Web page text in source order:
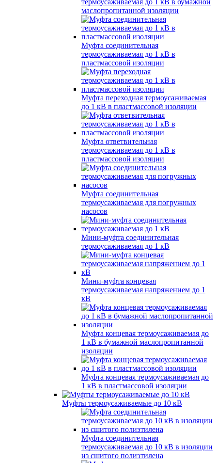
термоусаживаемая до 1 кВ в бумажной
маслопропитанной изоляции
Муфта соединительная
термоусаживаемая до 1 кВ в
пластмассовой изоляции
Муфта переходная термоусаживаемая
до 1 кВ в пластмассовой изоляции
Муфта ответвительная
термоусаживаемая до 1 кВ в
пластмассовой изоляции
Муфта соединительная
термоусаживаемая для погружных
насосов
Мини-муфта соединительная
термоусаживаемая до 1 кВ
Мини-муфта концевая
термоусаживаемая напряжением до 1
кВ
Муфта концевая термоусаживаемая до
1 кВ в бумажной маслопропитанной
изоляции
Муфта концевая термоусаживаемая до
1 кВ в пластмассовой изоляции
Муфты термоусаживаемые до 10 кВ
Муфта соединительная
термоусаживаемая до 10 кВ в изоляции
из сшитого полиэтилена